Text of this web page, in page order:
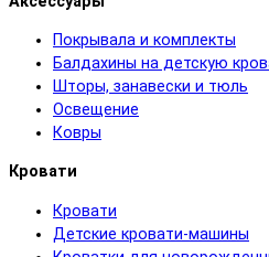
Покрывала и комплекты
Балдахины на детскую
Шторы, занавески и тюль
Освещение
Ковры
Кровати
Кровати
Детские кровати-машины